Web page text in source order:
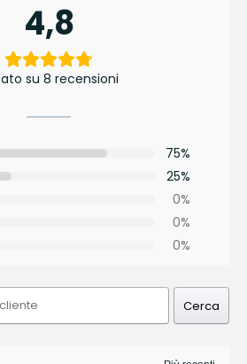
4,8
su 8 recensioni
75%
25%
0%
0%
0%
Cerca